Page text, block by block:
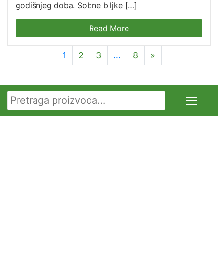
godišnjeg doba. Sobne biljke […]
Read More
1 2 3 … 8 »
Pretraga za: